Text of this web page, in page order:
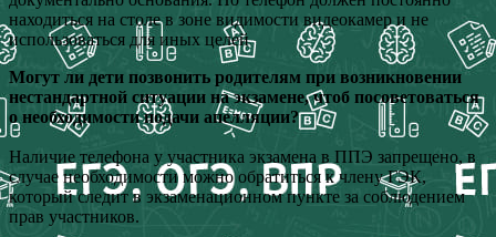
находиться на столе в зоне видимости видеокамер и не
использоваться для иных целей
Могут ли дети позвонить родителям при возникновении
нестандартной ситуации на экзамене, чтоб посоветоваться
о необходимости подачи апелляции?
Наличие телефона у участника экзамена в ППЭ запрещено, в
случае необходимости можно обратиться к члену ГЭК,
который следит в экзаменационном пункте за соблюдением
прав участников.